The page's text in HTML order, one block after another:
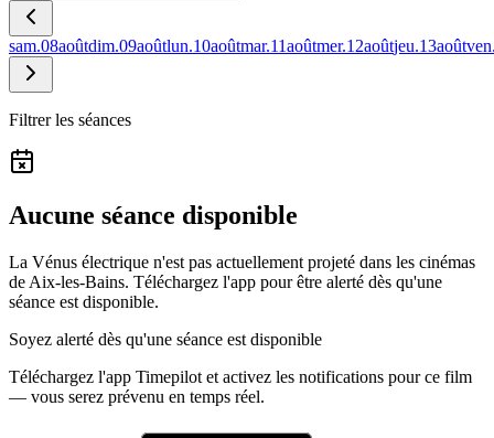
sam.08aoûtdim.09aoûtlun.10aoûtmar.11aoûtmer.12aoûtjeu.13août
Filtrer les séances
Aucune séance disponible
La Vénus électrique n'est pas actuellement projeté dans les cinémas
de Aix-les-Bains. Téléchargez l'app pour être alerté dès qu'une
séance est disponible.
Soyez alerté dès qu'une séance est disponible
Téléchargez l'app Timepilot et activez les notifications pour ce film
— vous serez prévenu en temps réel.